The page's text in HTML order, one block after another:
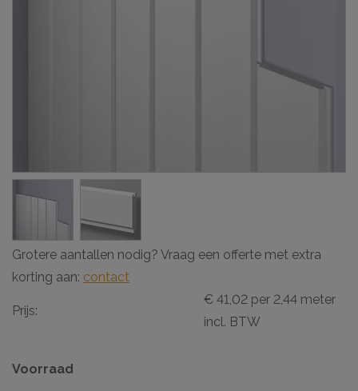
Grotere aantallen nodig? Vraag een offerte met extra
korting aan: contact
Prijs:
€ 41,02 per 2,44 meter
incl. BTW
Voorraad